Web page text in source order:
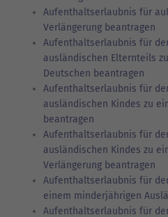
Aufenthaltserlaubnis für
Verlängerung beantragen
Aufenthaltserlaubnis für
ausländischen Elternteils
Deutschen beantragen
Aufenthaltserlaubnis für
ausländischen Kindes zu
beantragen
Aufenthaltserlaubnis für
ausländischen Kindes zu
Verlängerung beantragen
Aufenthaltserlaubnis für
einem minderjährigen
Aufenthaltserlaubnis für